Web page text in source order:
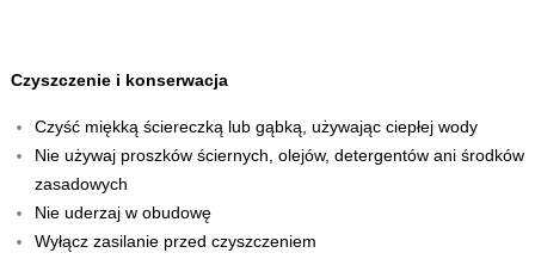
Czyszczenie i konserwacja
Czyść miękką ściereczką lub gąbką, używając ciepłej wody
Nie używaj proszków ściernych, olejów, detergentów ani środków
zasadowych
Nie uderzaj w obudowę
Wyłącz zasilanie przed czyszczeniem